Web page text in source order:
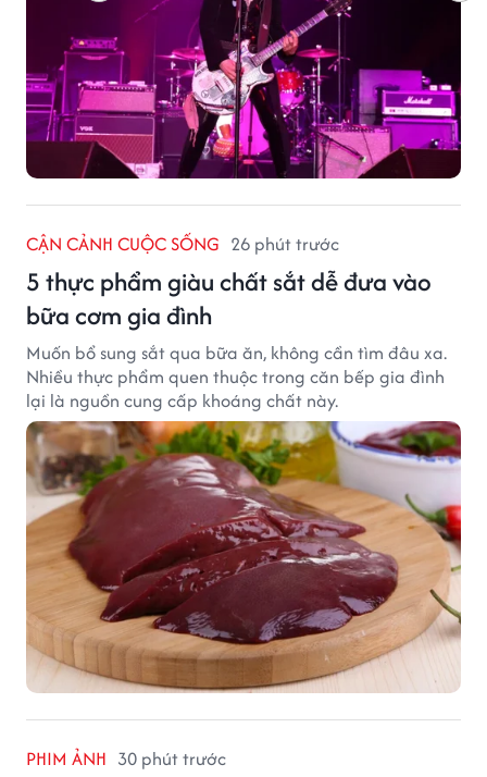
CẬN CẢNH CUỘC SỐNG 26 phút trước
5 thực phẩm giàu chất sắt dễ đưa vào
bữa cơm gia đình
Muốn bổ sung sắt qua bữa ăn, không cần tìm đâu xa.
Nhiều thực phẩm quen thuộc trong căn bếp gia đình
lại là nguồn cung cấp khoáng chất này.
PHIM ẢNH 30 phút trước